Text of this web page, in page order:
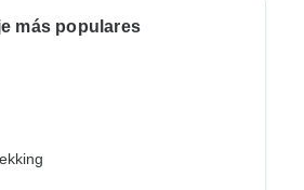
más populares